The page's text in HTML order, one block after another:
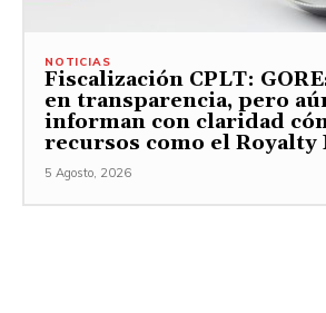
NOTICIAS
Fiscalización CPLT:
en transparencia, pero
informan con claridad
recursos como el Royalty
5 Agosto, 2026